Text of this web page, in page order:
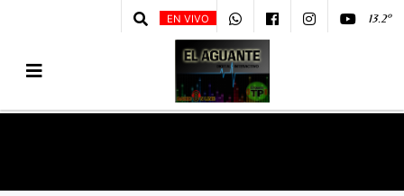
EN VIVO 13.2º